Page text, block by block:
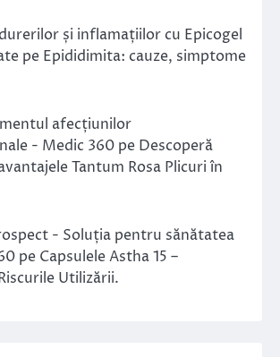
și inflamațiilor cu Epicogel
pe Epididimita: cauze, simptome
afecțiunilor
- Medic 360 pe Descoperă
Tantum Rosa Plicuri în
- Soluția pentru sănătatea
pe Capsulele Astha 15 –
Utilizării.